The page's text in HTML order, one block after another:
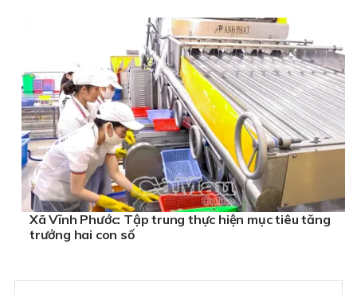
Xã Vĩnh Phước: Tập trung thực hiện mục tiêu tăng
trưởng hai con số